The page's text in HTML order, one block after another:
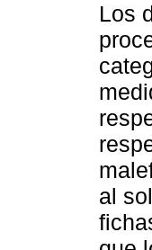
Los
al